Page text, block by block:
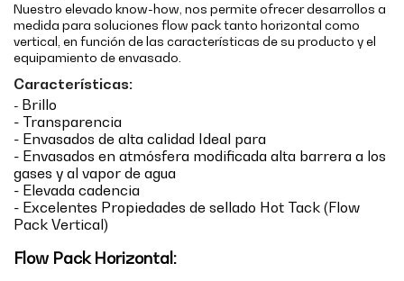
Nuestro elevado know-how, nos permite ofrecer desarrollos a
medida para soluciones flow pack tanto horizontal como
vertical, en función de las características de su producto y el
equipamiento de envasado.
Características:
- Brillo
- Transparencia
- Envasados de alta calidad Ideal para
- Envasados en atmósfera modificada alta barrera a los
gases y al vapor de agua
- Elevada cadencia
- Excelentes Propiedades de sellado Hot Tack (Flow
Pack Vertical)
Flow Pack Horizontal: